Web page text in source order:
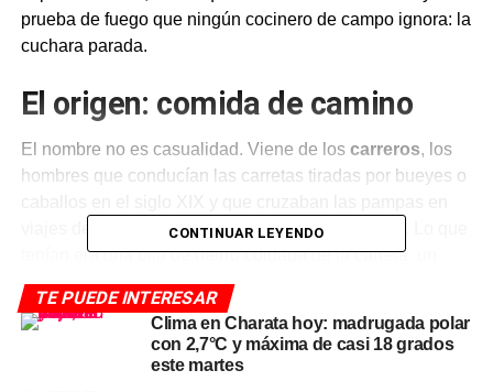
prueba de fuego que ningún cocinero de campo ignora: la
cuchara parada.
El origen: comida de camino
El nombre no es casualidad. Viene de los carreros, los
hombres que conducían las carretas tiradas por bueyes o
viajes de días o semanas sin paradas ni posadas. Lo que
tenían era una olla de hierro colgada de la carreta, un
fogón al costado del camino y los ingredientes que
aguantaban el traqueteo: carne seca o fresca, verduras
resistentes, fideos duros.
CONTINUAR LEYENDO
TE PUEDE INTERESAR
Clima en Charata hoy: madrugada polar
con 2,7°C y máxima de casi 18 grados
este martes